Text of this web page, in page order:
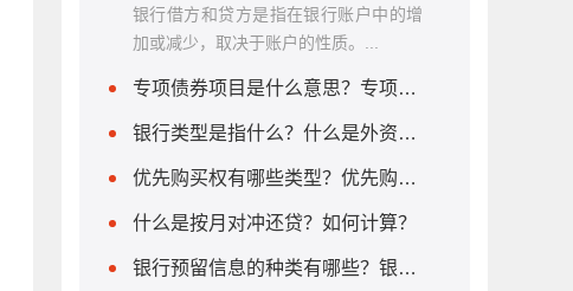
银行借方和贷方是指在银行账户中的增
加或减少，取决于账户的性质。...
专项债券项目是什么意思？专项债券项目如何进行发行和投资？
银行类型是指什么？什么是外资银行？
优先购买权有哪些类型？优先购买权作用是什么？
什么是按月对冲还贷？如何计算？
银行预留信息的种类有哪些？银行预留信息有什么作用？